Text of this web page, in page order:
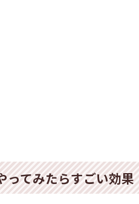
ってみたらすごい効果